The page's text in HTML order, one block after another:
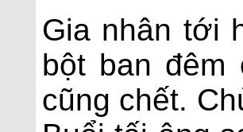
Gia nhân tới
bột ban
cũng chết.